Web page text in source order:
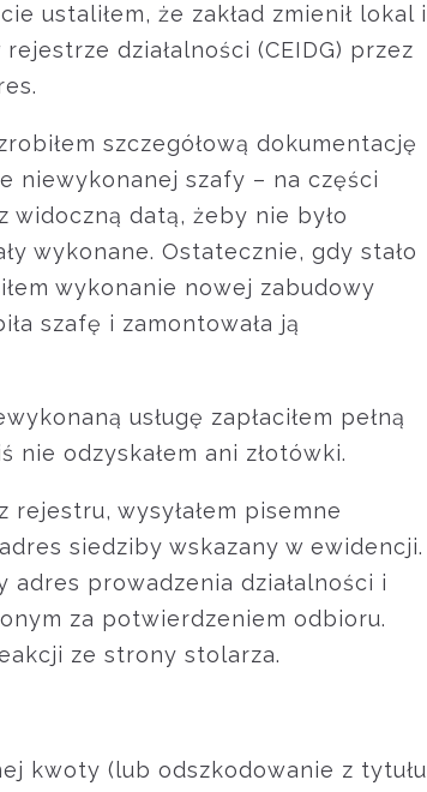
ustaliłem, że zakład zmienił lokal i
działalności (CEIDG) przez
szczegółową dokumentację
niewykonanej szafy – na części
widoczną datą, żeby nie było
wykonane. Ostatecznie, gdy stało
wykonanie nowej zabudowy
szafę i zamontowała ją
usługę zapłaciłem pełną
odzyskałem ani złotówki.
wysyłałem pisemne
siedziby wskazany w ewidencji.
adres prowadzenia działalności i
za potwierdzeniem odbioru.
ze strony stolarza.
kwoty (lub odszkodowanie z tytułu